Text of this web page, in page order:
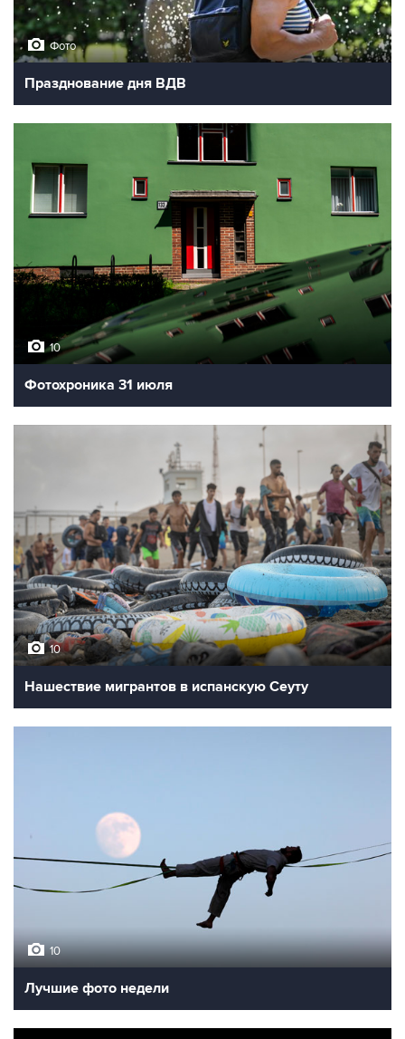
Фото
Празднование дня ВДВ
10
Фотохроника 31 июля
10
Нашествие мигрантов в испанскую Сеуту
10
Лучшие фото недели